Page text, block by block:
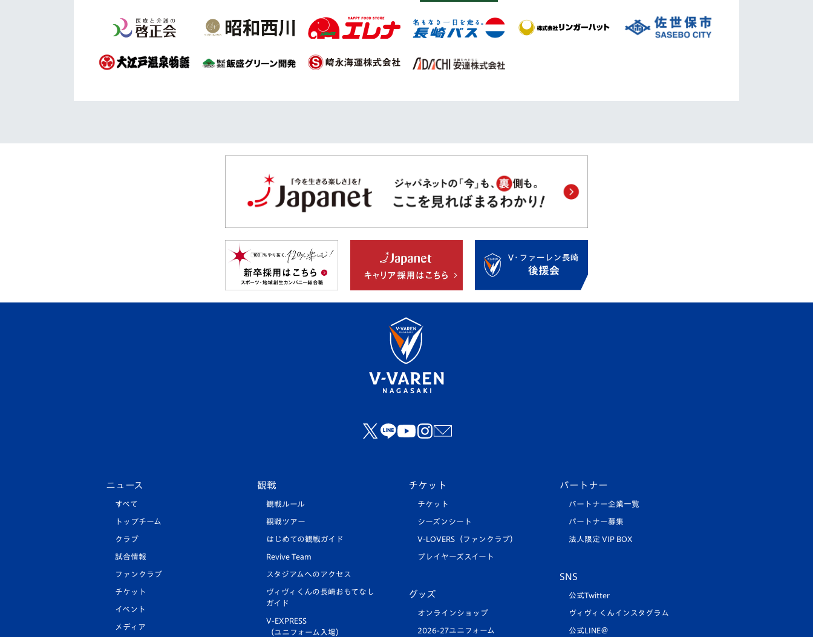
ニュース
すべて
トップチーム
クラブ
試合情報
ファンクラブ
チケット
イベント
メディア
観戦
観戦ルール
観戦ツアー
はじめての観戦ガイド
Revive Team
スタジアムへのアクセス
ヴィヴィくんの長崎おもてなし
ガイド
V-EXPRESS
（ユニフォーム入場）
チケット
チケット
シーズンシート
V-LOVERS（ファンクラブ）
プレイヤーズスイート
グッズ
オンラインショップ
2026-27ユニフォーム
パートナー
パートナー企業一覧
パートナー募集
法人限定 VIP BOX
SNS
公式Twitter
ヴィヴィくんインスタグラム
公式LINE＠